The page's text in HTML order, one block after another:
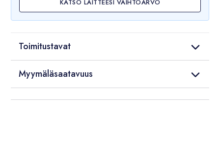
KATSO LAITTEESI VAIHTOARVO
Toimitustavat
Myymäläsaatavuus